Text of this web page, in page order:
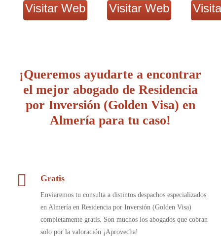
Visitar Web Visitar Web
¡Queremos ayudarte a encontrar
el mejor abogado de Residencia
por Inversión (Golden Visa) en
Almería para tu caso!
Gratis
Enviaremos tu consulta a distintos despachos especializados
en Almería en Residencia por Inversión (Golden Visa)
completamente gratis. Son muchos los abogados que cobran
solo por la valoración ¡Aprovecha!